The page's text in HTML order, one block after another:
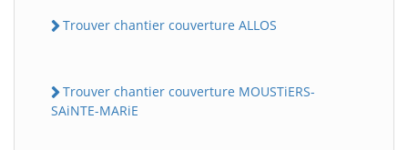
Trouver chantier couverture ALLOS
Trouver chantier couverture MOUSTiERS-
SAiNTE-MARiE